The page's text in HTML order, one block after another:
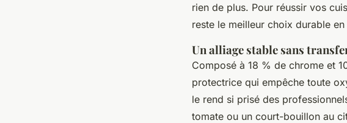
rien de plus. Pour réussir vos
reste le meilleur choix durable en
Un alliage stable sans
Composé à 18 % de chrome et
protectrice qui empêche toute
le rend si prisé des
tomate ou un court-bouillon au